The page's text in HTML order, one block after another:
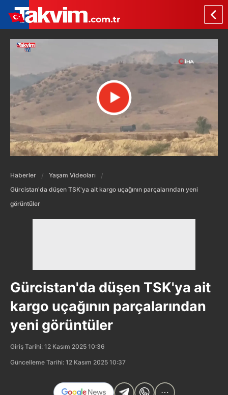
Haberler
Yaşam Videoları
Gürcistan'da düşen TSK'ya ait kargo uçağının parçalarından yeni
görüntüler
Gürcistan'da düşen TSK'ya ait
kargo uçağının parçalarından
yeni görüntüler
Giriş Tarihi: 12 Kasım 2025 10:36
Güncelleme Tarihi: 12 Kasım 2025 10:37